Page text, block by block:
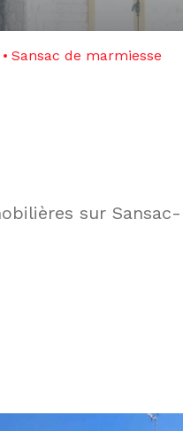
Sansac de marmiesse
sur